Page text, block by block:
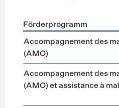
Förderprogramme
Förderprogramm
Accompagnement des
(AMO)
Accompagnement des
(AMO) et assistance à